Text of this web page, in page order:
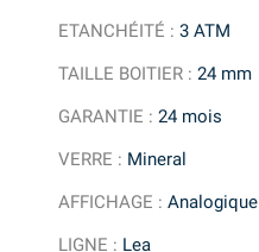
ETANCHÉITÉ :3 ATM
TAILLE BOITIER :24 mm
GARANTIE :24 mois
VERRE : Mineral
AFFICHAGE :Analogique
LIGNE : Lea